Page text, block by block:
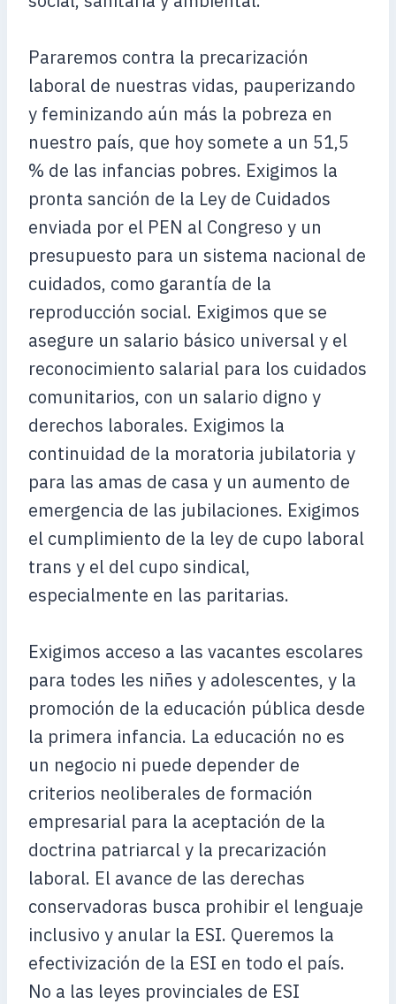
Pararemos contra la precarización
laboral de nuestras vidas, pauperizando
y feminizando aún más la pobreza en
nuestro país, que hoy somete a un 51,5
% de las infancias pobres. Exigimos la
pronta sanción de la Ley de Cuidados
enviada por el PEN al Congreso y un
presupuesto para un sistema nacional de
cuidados, como garantía de la
reproducción social. Exigimos que se
asegure un salario básico universal y el
reconocimiento salarial para los cuidados
comunitarios, con un salario digno y
derechos laborales. Exigimos la
continuidad de la moratoria jubilatoria y
para las amas de casa y un aumento de
emergencia de las jubilaciones. Exigimos
el cumplimiento de la ley de cupo laboral
trans y el del cupo sindical,
especialmente en las paritarias.
Exigimos acceso a las vacantes escolares
para todes les niñes y adolescentes, y la
promoción de la educación pública desde
la primera infancia. La educación no es
un negocio ni puede depender de
criterios neoliberales de formación
empresarial para la aceptación de la
doctrina patriarcal y la precarización
laboral. El avance de las derechas
conservadoras busca prohibir el lenguaje
inclusivo y anular la ESI. Queremos la
efectivización de la ESI en todo el país.
No a las leyes provinciales de ESI